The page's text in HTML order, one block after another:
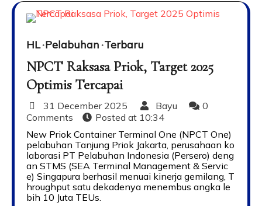
HL Pelabuhan Terbaru
NPCT Raksasa Priok, Target 2025
Optimis Tercapai
31 December 2025 Bayu
0
Comments
Posted at 10:34
New Priok Container Terminal One (NPCT One)
pelabuhan Tanjung Priok Jakarta, perusahaan ko
laborasi PT Pelabuhan Indonesia (Persero) deng
an STMS (SEA Terminal Management & Servic
e) Singapura berhasil menuai kinerja gemilang, T
hroughput satu dekadenya menembus angka le
bih 10 Juta TEUs.